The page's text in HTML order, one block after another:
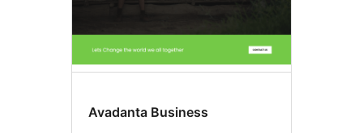
Avadanta Business